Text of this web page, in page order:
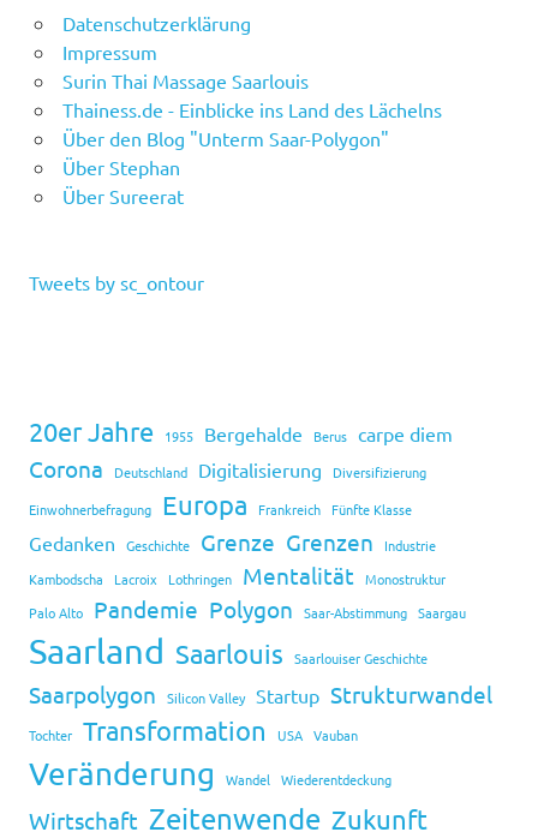
Datenschutzerklärung
Impressum
Surin Thai Massage Saarlouis
Thainess.de - Einblicke ins Land des Lächelns
Über den Blog "Unterm Saar-Polygon"
Über Stephan
Über Sureerat
Tweets by sc_ontour
20er Jahre 1955 Bergehalde Berus carpe diem
Corona Deutschland Digitalisierung
Diversifizierung
Einwohnerbefragung
Europa Frankreich Fünfte Klasse
Gedanken Geschichte Grenze Grenzen
Industrie
Kambodscha
Lacroix Lothringen Mentalität
Monostruktur
Palo Alto
Pandemie Polygon Saar-Abstimmung Saargau
Saarland Saarlouis Saarlouiser Geschichte
Saarpolygon Silicon Valley Startup Strukturwandel
Tochter Transformation USA Vauban
Veränderung Wandel Wiederentdeckung
Wirtschaft Zeitenwende Zukunft